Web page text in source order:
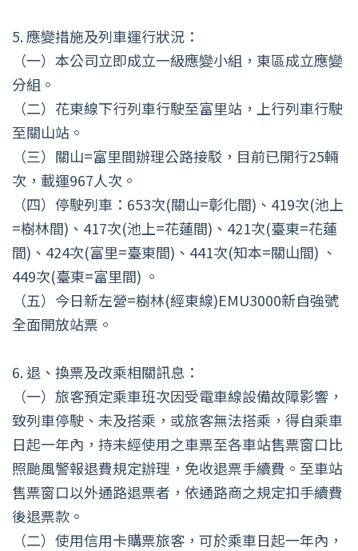
5. 應變措施及列車運行狀況：
（一）本公司立即成立一級應變小組，東區成立應變
分組。
（二）花東線下行列車行駛至富里站，上行列車行駛
至關山站。
（三）關山=富里間辦理公路接駁，目前已開行25輛
次，載運967人次。
（四）停駛列車：653次(關山=彰化間)、419次(池上
=樹林間)、417次(池上=花蓮間)、421次(臺東=花蓮
間)、424次(富里=臺東間)、441次(知本=關山間) 、
449次(臺東=富里間) 。
（五）今日新左營=樹林(經東線)EMU3000新自強號
全面開放站票。
6. 退、換票及改乘相關訊息：
（一）旅客預定乘車班次因受電車線設備故障影響，
致列車停駛、未及搭乘，或旅客無法搭乘，得自乘車
日起一年內，持未經使用之車票至各車站售票窗口比
照颱風警報退費規定辦理，免收退票手續費。至車站
售票窗口以外通路退票者，依通路商之規定扣手續費
後退票款。
（二）使用信用卡購票旅客，可於乘車日起一年內，